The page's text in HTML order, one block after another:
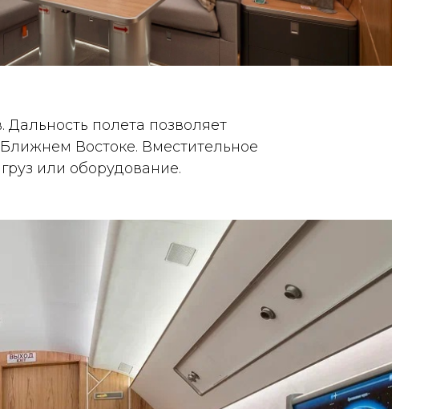
Дальность полета позволяет
Востоке. Вместительное
или оборудование.